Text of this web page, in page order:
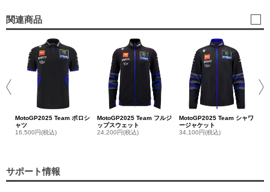
関連商品
MotoGP2025 Team ポロシ
ャツ
16,500円(税込)
MotoGP2025 Team フルジ
ップスウェット
24,200円(税込)
MotoGP2025 Team シャワ
ージャケット
34,100円(税込)
サポート情報